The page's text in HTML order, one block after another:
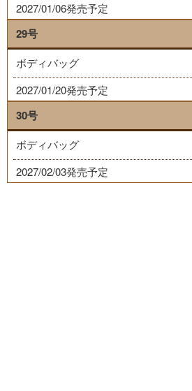
2027/01/06発売予定
29号
ボディバッグ
2027/01/20発売予定
30号
ボディバッグ
2027/02/03発売予定